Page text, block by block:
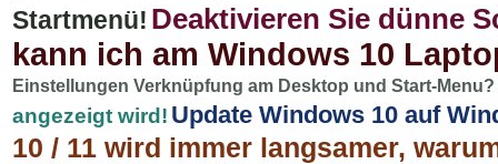
Startmenü! Deaktivieren Sie dünne
kann ich am Windows 10
Einstellungen Verknüpfung am Desktop und Start-Menu?
angezeigt wird! Update Windows 10 auf
10 / 11 wird immer langsamer,